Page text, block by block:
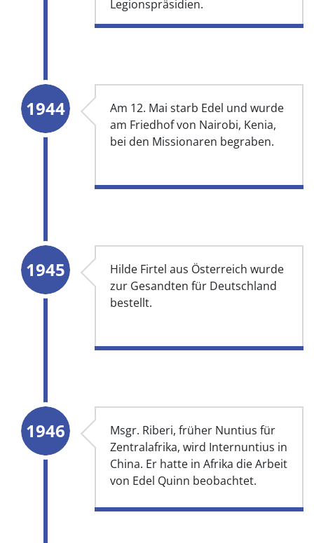
Legionspräsidien.
Am 12. Mai starb Edel und wurde
am Friedhof von Nairobi, Kenia,
bei den Missionaren begraben.
1944
Hilde Firtel aus Österreich wurde
zur Gesandten für Deutschland
bestellt.
1945
Msgr. Riberi, früher Nuntius für
Zentralafrika, wird Internuntius in
China. Er hatte in Afrika die Arbeit
von Edel Quinn beobachtet.
1946